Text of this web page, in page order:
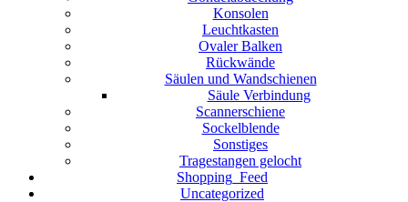
Konsolen
Leuchtkasten
Ovaler Balken
Rückwände
Säulen und Wandschienen
Säule Verbindung
Scannerschiene
Sockelblende
Sonstiges
Tragestangen gelocht
Shopping_Feed
Uncategorized